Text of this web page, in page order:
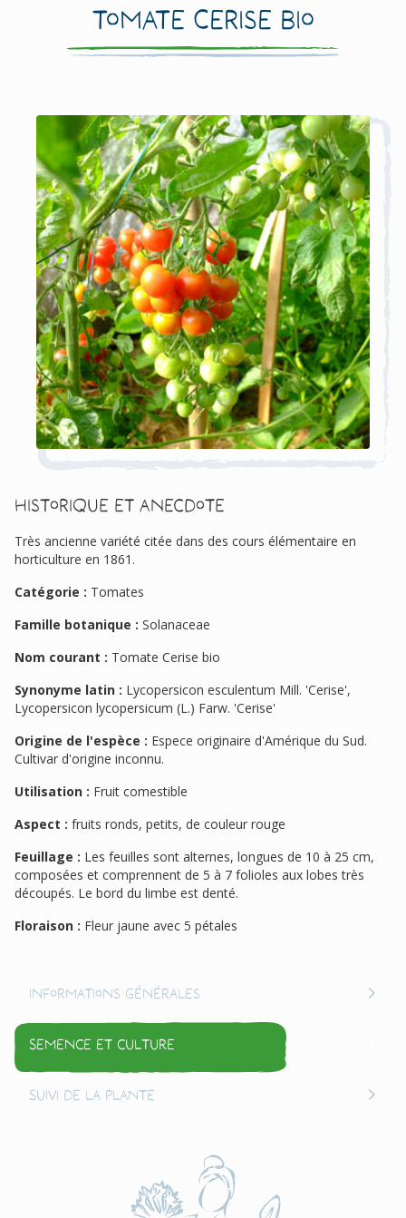
Tomate Cerise bio
Historique et anecdote
Très ancienne variété citée dans des cours élémentaire en
horticulture en 1861.
Catégorie : Tomates
Famille botanique : Solanaceae
Nom courant : Tomate Cerise bio
Synonyme latin : Lycopersicon esculentum Mill. 'Cerise',
Lycopersicon lycopersicum (L.) Farw. 'Cerise'
Origine de l'espèce : Espece originaire d'Amérique du Sud.
Cultivar d'origine inconnu.
Utilisation : Fruit comestible
Aspect : fruits ronds, petits, de couleur rouge
Feuillage : Les feuilles sont alternes, longues de 10 à 25 cm,
composées et comprennent de 5 à 7 folioles aux lobes très
découpés. Le bord du limbe est denté.
Floraison : Fleur jaune avec 5 pétales
Informations générales
Semence et culture
Suivi de la plante